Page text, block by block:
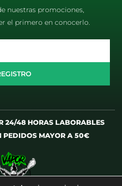
nuestras promociones,
el primero en conocerlo.
24/48 HORAS LABORABLES
PEDIDOS MAYOR A 50€